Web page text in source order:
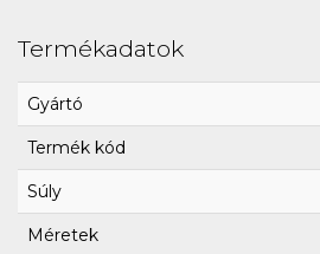
Termékadatok
Gyártó
Termék kód
Súly
Méretek